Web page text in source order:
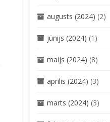
augusts (2024) (2)
jūnijs (2024) (1)
maijs (2024) (8)
aprīlis (2024) (3)
marts (2024) (3)